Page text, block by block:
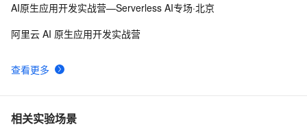
查看更多
AI原生应用开发实战营—Serverless AI专场·北京
阿里云 AI 原生应用开发实战营
相关实验场景